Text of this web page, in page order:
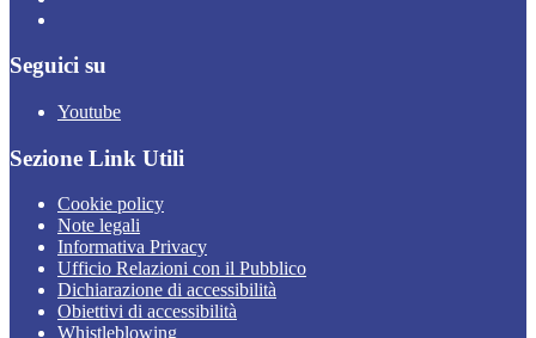
Seguici su
Youtube
Sezione Link Utili
Cookie policy
Note legali
Informativa Privacy
Ufficio Relazioni con il Pubblico
Dichiarazione di accessibilità
Obiettivi di accessibilità
Whistleblowing